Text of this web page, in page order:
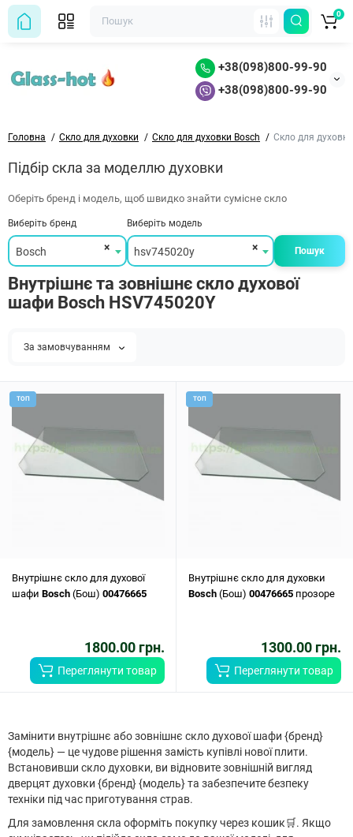
+38(098)800-99-90
+38(098)800-99-90
0
Головна Скло для духовки Скло для духовки Bosch Скло для
Підбір скла за моделлю духовки
Оберіть бренд і модель, щоб швидко знайти сумісне скло
Виберіть бренд
×
Bosch
Виберіть модель
×
hsv745020y Пошук
Внутрішнє та зовнішнє скло духової
шафи Bosch HSV745020Y
За замовчуванням
ТОП
Внутрішнє скло для духової
шафи Bosch (Бош) 00476665
1800.00 грн.
Переглянути товар
ТОП
Внутрішнє скло для духовки
Bosch (Бош) 00476665 прозоре
1300.00 грн.
Переглянути товар
Замінити внутрішнє або зовнішнє скло духової шафи {бренд}
{модель} — це чудове рішення замість купівлі нової плити.
Встановивши скло духовки, ви відновите зовнішній вигляд
дверцят духовки {бренд} {модель} та забезпечите безпеку
техніки під час приготування страв.
Для замовлення скла оформіть покупку через кошик🛒. Якщо